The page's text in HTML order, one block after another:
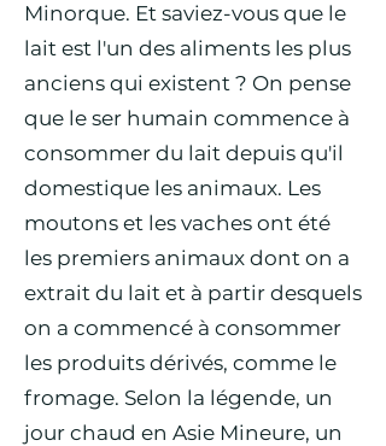
Minorque. Et saviez-vous que le
lait est l'un des aliments les plus
anciens qui existent ? On pense
que le ser humain commence à
consommer du lait depuis qu'il
domestique les animaux. Les
moutons et les vaches ont été
les premiers animaux dont on a
extrait du lait et à partir desquels
on a commencé à consommer
les produits dérivés, comme le
fromage. Selon la légende, un
jour chaud en Asie Mineure, un